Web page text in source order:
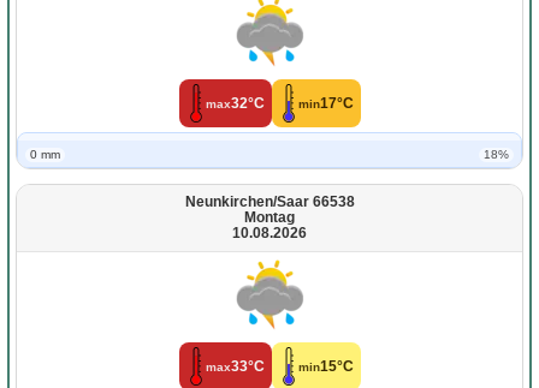
max32°C min17°C
0 mm 18%
Neunkirchen/Saar 66538
Montag
10.08.2026
max33°C min15°C